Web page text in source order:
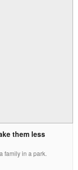
them less
family in a park.